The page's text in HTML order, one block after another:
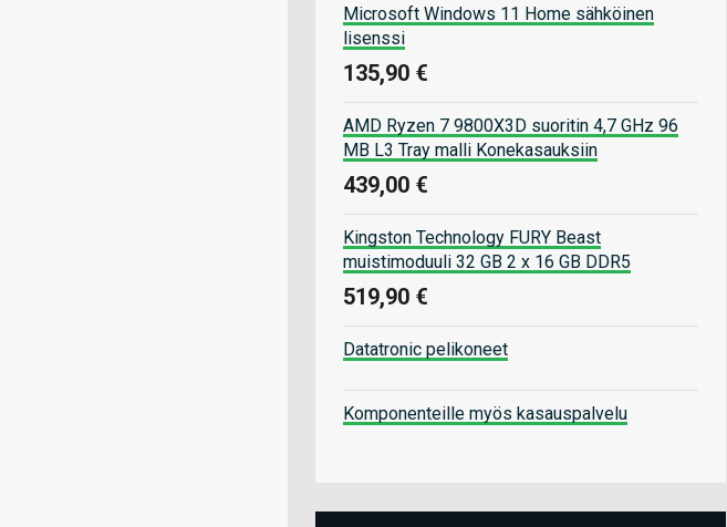
Microsoft Windows 11 Home sähköinen
lisenssi
135,90 €
AMD Ryzen 7 9800X3D suoritin 4,7 GHz 96
MB L3 Tray malli Konekasauksiin
439,00 €
Kingston Technology FURY Beast
muistimoduuli 32 GB 2 x 16 GB DDR5
519,90 €
Datatronic pelikoneet
Komponenteille myös kasauspalvelu